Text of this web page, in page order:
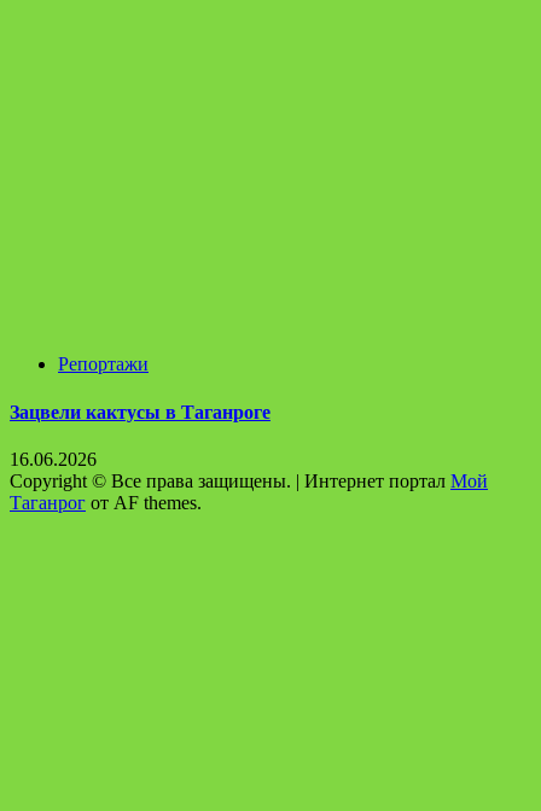
Репортажи
Зацвели кактусы в Таганроге
16.06.2026
Copyright © Все права защищены. | Интернет портал Мой
Таганрог от AF themes.